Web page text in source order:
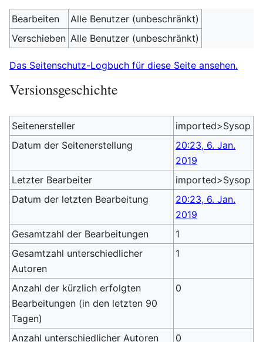
Bearbeiten
Alle Benutzer (unbeschränkt)
Verschieben Alle Benutzer (unbeschränkt)
Das Seitenschutz-Logbuch für diese Seite ansehen.
Versionsgeschichte
Seitenersteller
imported>Sysop
Datum der Seitenerstellung
20:23, 6. Jan.
2019
Letzter Bearbeiter
imported>Sysop
Datum der letzten Bearbeitung
20:23, 6. Jan.
2019
Gesamtzahl der Bearbeitungen
1
Gesamtzahl unterschiedlicher
Autoren
1
Anzahl der kürzlich erfolgten
Bearbeitungen (in den letzten 90
Tagen)
0
Anzahl unterschiedlicher Autoren 0